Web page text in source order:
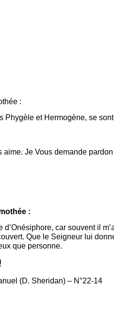
:
Phygèle et Hermogène, se
aime. Je Vous demande
:
car souvent il
Que le Seigneur lui
que personne.
(D. Sheridan) – N°22-14